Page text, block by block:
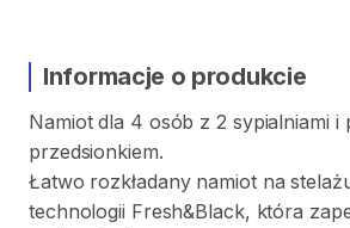
Informacje o produkcie
Namiot dla 4 osób z 2 sypialniami i
przedsionkiem.
Łatwo rozkładany namiot na
technologii Fresh&Black​,​ która